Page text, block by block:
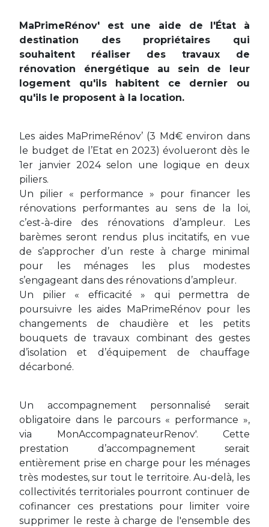
MaPrimeRénov' est une aide de l'État à
destination des propriétaires qui
souhaitent réaliser des travaux de
rénovation énergétique au sein de leur
logement qu'ils habitent ce dernier ou
qu'ils le proposent à la location.
Les aides MaPrimeRénov’ (3 Md€ environ dans
le budget de l’Etat en 2023) évolueront dès le
1er janvier 2024 selon une logique en deux
piliers.
Un pilier « performance » pour financer les
rénovations performantes au sens de la loi,
c’est-à-dire des rénovations d’ampleur. Les
barèmes seront rendus plus incitatifs, en vue
de s’approcher d’un reste à charge minimal
pour les ménages les plus modestes
s’engageant dans des rénovations d’ampleur.
Un pilier « efficacité » qui permettra de
poursuivre les aides MaPrimeRénov pour les
changements de chaudière et les petits
bouquets de travaux combinant des gestes
d’isolation et d’équipement de chauffage
décarboné.
Un accompagnement personnalisé serait
obligatoire dans le parcours « performance »,
via MonAccompagnateurRenov'. Cette
prestation d’accompagnement serait
entièrement prise en charge pour les ménages
très modestes, sur tout le territoire. Au-delà, les
collectivités territoriales pourront continuer de
cofinancer ces prestations pour limiter voire
supprimer le reste à charge de l'ensemble des